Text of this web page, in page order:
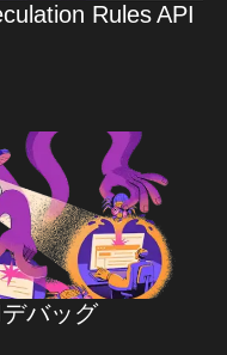
Rules API
バッグ